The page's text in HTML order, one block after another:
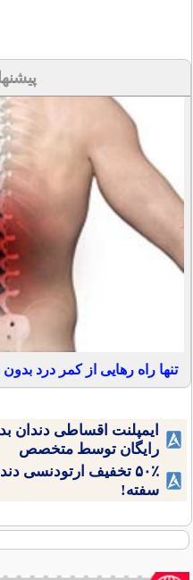
تنها راه رهایی از کمر درد
ایمپلنت اقساطی دندان
رایگان توسط متخصص
۵۰٪ تخفیف ارتودنسی
سفته!